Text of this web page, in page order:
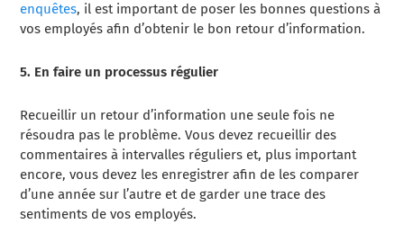
enquêtes, il est important de poser les bonnes questions à
vos employés afin d’obtenir le bon retour d’information.
5. En faire un processus régulier
Recueillir un retour d’information une seule fois ne
résoudra pas le problème. Vous devez recueillir des
commentaires à intervalles réguliers et, plus important
encore, vous devez les enregistrer afin de les comparer
d’une année sur l’autre et de garder une trace des
sentiments de vos employés.